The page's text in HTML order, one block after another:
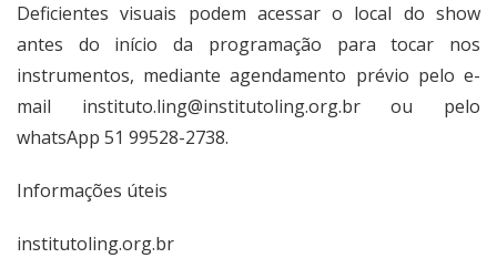
Deficientes visuais podem acessar o local do show
antes do início da programação para tocar nos
instrumentos, mediante agendamento prévio pelo e-
mail instituto.ling@institutoling.org.brou pelo
whatsApp 51 99528-2738.
Informações úteis
institutoling.org.br